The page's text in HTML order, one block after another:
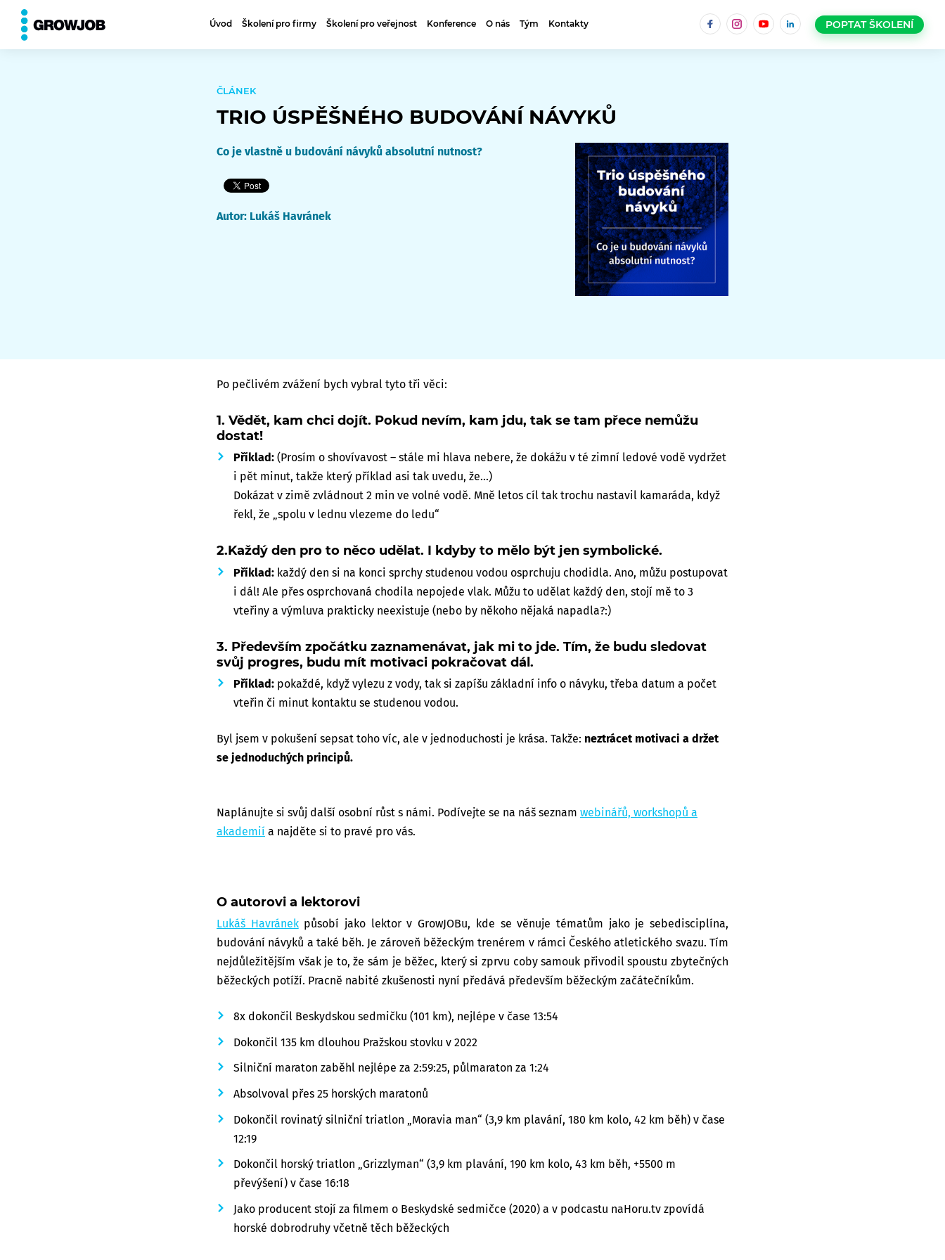
Úvod Školení pro firmy Školení pro veřejnost Konference O nás Tým Kontakty FacebookInstagramYouTubeLinkedIn POPTAT ŠKOLENÍ
⮨VŠECHNY ČLÁNKY
ČLÁNEK
TRIO ÚSPĚŠNÉHO BUDOVÁNÍ NÁVYKŮ
Co je vlastně u budování návyků absolutní nutnost?
Autor: Lukáš Havránek
Po pečlivém zvážení bych vybral tyto tři věci:
1. Vědět, kam chci dojít. Pokud nevím, kam jdu, tak se tam přece nemůžu
dostat!
Příklad: (Prosím o shovívavost – stále mi hlava nebere, že dokážu v té zimní ledové vodě vydržet
i pět minut, takže který příklad asi tak uvedu, že...)
Dokázat v zimě zvládnout 2 min ve volné vodě. Mně letos cíl tak trochu nastavil kamaráda, když
řekl, že „spolu v lednu vlezeme do ledu“
2.Každý den pro to něco udělat. I kdyby to mělo být jen symbolické.
Příklad: každý den si na konci sprchy studenou vodou osprchuju chodidla. Ano, můžu postupovat
i dál! Ale přes osprchovaná chodila nepojede vlak. Můžu to udělat každý den, stojí mě to 3
vteřiny a výmluva prakticky neexistuje (nebo by někoho nějaká napadla?:)
3. Především zpočátku zaznamenávat, jak mi to jde. Tím, že budu sledovat
svůj progres, budu mít motivaci pokračovat dál.
Příklad: pokaždé, když vylezu z vody, tak si zapíšu základní info o návyku, třeba datum a počet
vteřin či minut kontaktu se studenou vodou.
Byl jsem v pokušení sepsat toho víc, ale v jednoduchosti je krása. Takže: neztrácet motivaci a držet
se jednoduchých principů.
Naplánujte si svůj další osobní růst s námi. Podívejte se na náš seznam webinářů, workshopů a
akademií a najděte si to pravé pro vás.
O autorovi a lektorovi
Lukáš Havránekpůsobí jako lektor v GrowJOBu, kde se věnuje tématům jako je sebedisciplína,
budování návyků a také běh. Je zároveň běžeckým trenérem v rámci Českého atletického svazu. Tím
nejdůležitějším však je to, že sám je běžec, který si zprvu coby samouk přivodil spoustu zbytečných
běžeckých potíží. Pracně nabité zkušenosti nyní předává především běžeckým začátečníkům.
8x dokončil Beskydskou sedmičku (101 km), nejlépe v čase 13:54
Dokončil 135 km dlouhou Pražskou stovku v 2022
Silniční maraton zaběhl nejlépe za 2:59:25, půlmaraton za 1:24
Absolvoval přes 25 horských maratonů
Dokončil rovinatý silniční triatlon „Moravia man“ (3,9 km plavání, 180 km kolo, 42 km běh) v čase
12:19
Dokončil horský triatlon „Grizzlyman“ (3,9 km plavání, 190 km kolo, 43 km běh, +5500 m
převýšení) v čase 16:18
Jako producent stojí za filmem o Beskydské sedmičce (2020) a v podcastu naHoru.tv zpovídá
horské dobrodruhy včetně těch běžeckých